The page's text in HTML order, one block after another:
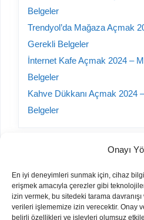
Onayı
En iyi deneyimleri sunmak için, cihaz
erişmek amacıyla çerezler gibi
izin vermek, bu sitedeki tarama
verileri işlememize izin verecektir. Onay
belirli özellikleri ve işlevleri olumsuz
Belgeler
Trendyol’da Mağaza Açmak
Gerekli Belgeler
İnternet Kafe Açmak 2024 –
Belgeler
Kahve Dükkanı Açmak 2024
Belgeler
A101 Yorumları
Bayilik Veren Firmalar